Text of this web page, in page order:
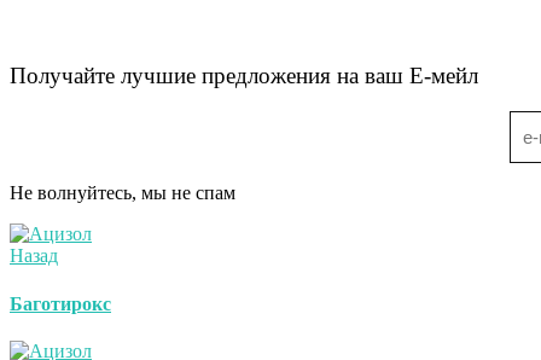
Получайте лучшие предложения на ваш Е-мейл
Не волнуйтесь, мы не спам
Назад
Баготирокс